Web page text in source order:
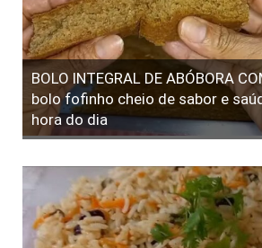
BOLO INTEGRAL DE ABÓBORA
bolo fofinho cheio de sabor e
hora do dia